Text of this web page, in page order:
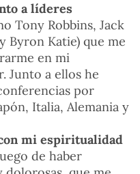
a líderes
Tony Robbins, Jack
Byron Katie) que me
en mi
Junto a ellos he
por
Italia, Alemania y
mi espiritualidad
de haber